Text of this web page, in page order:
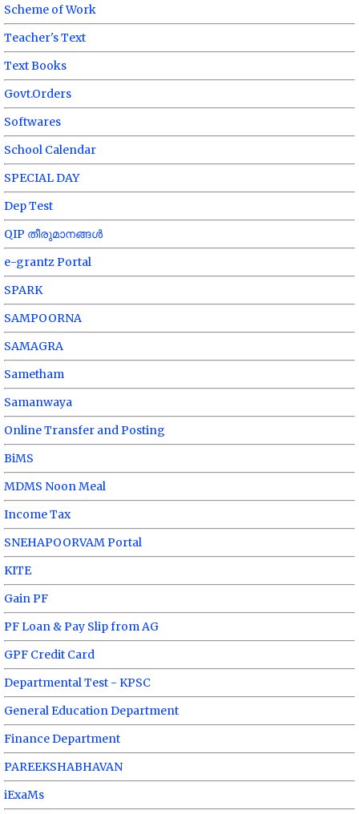
Scheme of Work
Teacher's Text
Text Books
Govt.Orders
Softwares
School Calendar
SPECIAL DAY
Dep Test
QIP തീരുമാനങ്ങൾ
e-grantz Portal
SPARK
SAMPOORNA
SAMAGRA
Sametham
Samanwaya
Online Transfer and Posting
BiMS
MDMS Noon Meal
Income Tax
SNEHAPOORVAM Portal
KITE
Gain PF
PF Loan & Pay Slip from AG
GPF Credit Card
Departmental Test - KPSC
General Education Department
Finance Department
PAREEKSHABHAVAN
iExaMs